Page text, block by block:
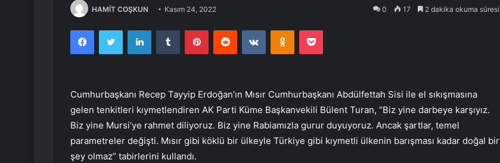
HAMİT COŞKUN Kasım 24, 2022 0 17 2 dakika okuma süresi
FacebookTwitter LinkedInTumblr PinterestReddit VKontakteOdnoklassniki
Pocket
Cumhurbaşkanı Recep Tayyip Erdoğan’ın Mısır Cumhurbaşkanı Abdülfettah Sisi ile el sıkışmasına
gelen tenkitleri kıymetlendiren AK Parti Küme Başkanvekili Bülent Turan, “Biz yine darbeye karşıyız.
Biz yine Mursi’ye rahmet diliyoruz. Biz yine Rabiamızla gurur duyuyoruz. Ancak şartlar, temel
parametreler değişti. Mısır gibi köklü bir ülkeyle Türkiye gibi kıymetli ülkenin barışması kadar doğal bir
şey olmaz” tabirlerini kullandı.